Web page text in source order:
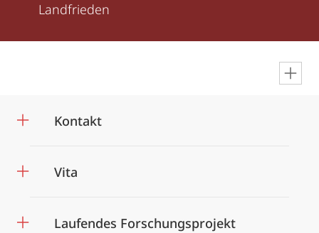
Landfrieden
Kontakt
Vita
Laufendes Forschungsprojekt